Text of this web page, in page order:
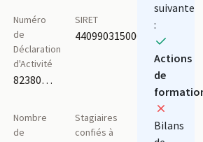
Numéro
de
Déclaration
d'Activité
82380341238
SIRET
44099031500028
Nombre
de
Stagiaires
confiés à
suivante
:
Actions
de
Bilans